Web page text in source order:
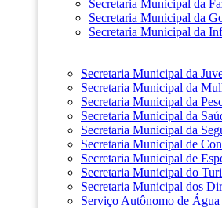
Secretaria Municipal da
Secretaria Municipal da
Secretaria Municipal da
Secretaria Municipal da
Secretaria Municipal da
Secretaria Municipal da
Secretaria Municipal da
Secretaria Municipal da
Secretaria Municipal de
Secretaria Municipal de
Secretaria Municipal do
Secretaria Municipal dos
Serviço Autônomo de Água